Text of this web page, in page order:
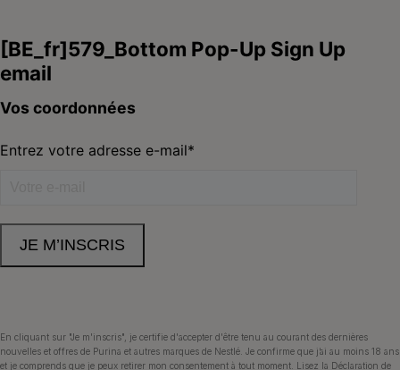
En cliquant sur "Je m'inscris", je certifie d'accepter d'être tenu au courant des dernières
nouvelles et offres de Purina et autres marques de Nestlé. Je confirme que j’ai au moins 18 ans
et je comprends que je peux retirer mon consentement à tout moment. Lisez la Déclaration de
Purina
Volg ons